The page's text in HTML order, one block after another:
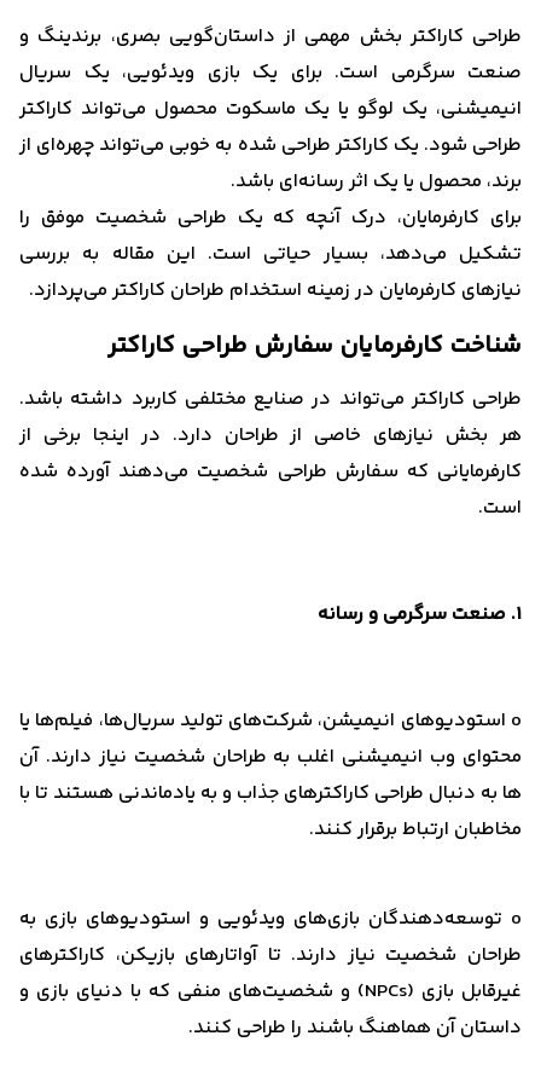
طراحی کاراکتر بخش مهمی از داستان‌گویی بصری، برندینگ و
صنعت سرگرمی است. برای یک بازی ویدئویی، یک سریال
انیمیشنی، یک لوگو یا یک ماسکوت محصول می‌تواند کاراکتر
طراحی شود. یک کاراکتر طراحی شده به خوبی می‌تواند چهره‌ای از
برند، محصول یا یک اثر رسانه‌ای باشد.
برای کارفرمایان، درک آنچه که یک طراحی شخصیت موفق را
تشکیل می‌دهد، بسیار حیاتی است. این مقاله به بررسی
نیازهای کارفرمایان در زمینه استخدام طراحان کاراکتر می‌پردازد.
شناخت کارفرمایان سفارش طراحی کاراکتر
طراحی کاراکتر می‌تواند در صنایع مختلفی کاربرد داشته باشد.
هر بخش نیازهای خاصی از طراحان دارد. در اینجا برخی از
کارفرمایانی که سفارش طراحی شخصیت می‌دهند آورده شده
است.
1. صنعت سرگرمی و رسانه
o استودیوهای انیمیشن، شرکت‌های تولید سریال‌ها، فیلم‌ها یا
محتوای وب انیمیشنی اغلب به طراحان شخصیت نیاز دارند. آن
‌ها به دنبال طراحی کاراکتر‌های جذاب و به یادماندنی هستند تا با
مخاطبان ارتباط برقرار کنند.
o توسعه‌دهندگان بازی‌های ویدئویی و استودیوهای بازی به
طراحان شخصیت نیاز دارند. تا آواتارهای بازیکن، کاراکترهای
غیرقابل بازی (NPCs) و شخصیت‌های منفی که با دنیای بازی و
داستان آن هماهنگ باشند را طراحی کنند.